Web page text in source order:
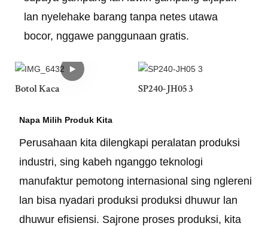
lan nyelehake barang tanpa netes utawa
bocor, nggawe panggunaan gratis.
Botol Kaca SP240-JH05 3
Napa Milih Produk Kita
Perusahaan kita dilengkapi peralatan produksi
industri, sing kabeh nganggo teknologi
manufaktur pemotong internasional sing nglereni
lan bisa nyadari produksi produksi dhuwur lan
dhuwur efisiensi. Sajrone proses produksi, kita